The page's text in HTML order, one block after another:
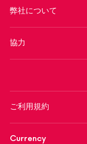
弊社について
協力
ご利用規約
Currency